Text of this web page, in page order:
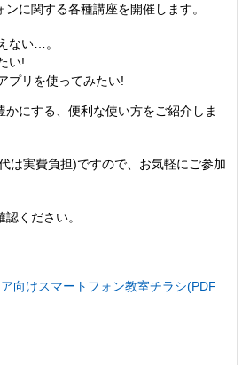
に関する各種講座を開催します。
ない…。
い!
プリを使ってみたい!
にする、便利な使い方をご紹介しま
は実費負担)ですので、お気軽にご参加
ください。
向けスマートフォン教室チラシ(PDF